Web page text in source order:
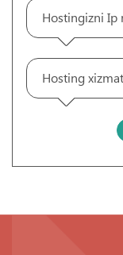
Hostingizni Ip
Hosting